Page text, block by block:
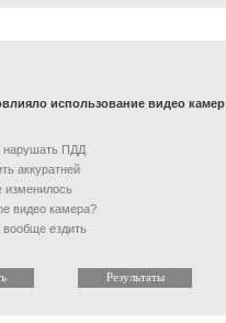
использование видео камер
нарушать ПДД
аккуратней
изменилось
видео камера?
вообще ездить